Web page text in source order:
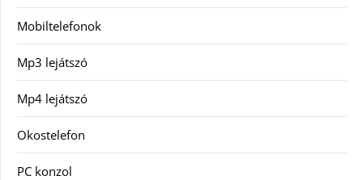
Mobiltelefonok
Mp3 lejátszó
Mp4 lejátszó
Okostelefon
PC konzol